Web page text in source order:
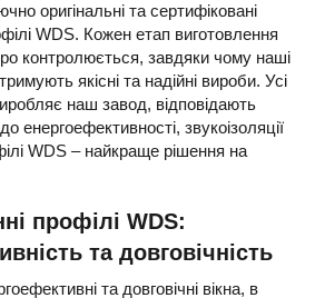
оригінальні та сертифіковані
WDS. Кожен етап виготовлення
контролюється, завдяки чому наші
якісні та надійні вироби. Усі
наш завод, відповідають
енергоефективності, звукоізоляції
WDS – найкраще рішення на
профілі WDS:
та довговічність
та довговічні вікна, в